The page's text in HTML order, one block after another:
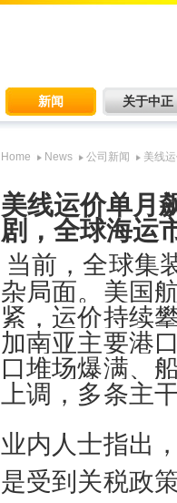
新闻 关于中正
Home News 公司新闻 美线
美线运价单月
剧，全球海运
当前，全球集
杂局面。美国
紧，运价持续
加南亚主要港
口堆场爆满、
上调，多条主
业内人士指出
是受到关税政